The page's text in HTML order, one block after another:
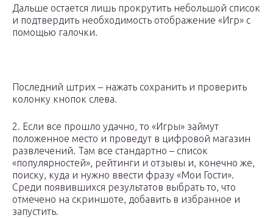
Дальше остается лишь прокрутить небольшой список
и подтвердить необходимость отображение «Игр» с
помощью галочки.
Последний штрих – нажать сохранить и проверить
колонку кнопок слева.
2. Если все прошло удачно, то «Игры» займут
положенное место и проведут в цифровой магазин
развлечений. Там все стандартно – список
«популярностей», рейтинги и отзывы и, конечно же,
поиску, куда и нужно ввести фразу «Мои Гости».
Среди появившихся результатов выбрать то, что
отмечено на скриншоте, добавить в избранное и
запустить.